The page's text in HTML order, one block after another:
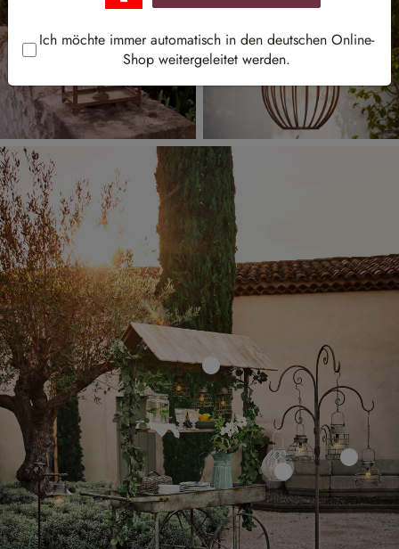
Ich möchte immer automatisch in den deutschen Online-
Shop weitergeleitet werden.